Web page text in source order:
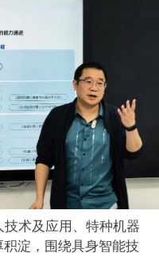
术及应用、特种机器
淀，围绕具身智能技